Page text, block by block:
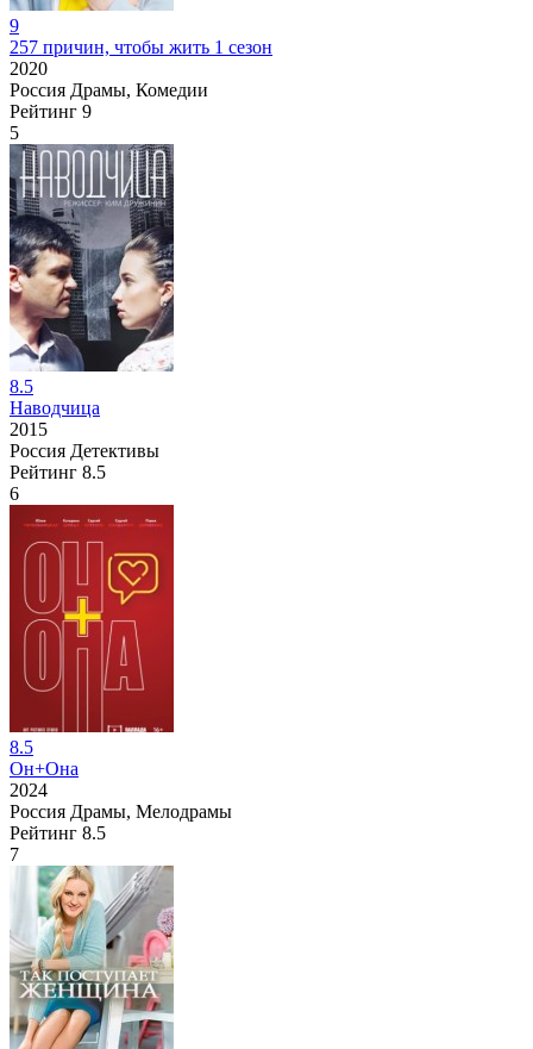
9
257 причин, чтобы жить 1 сезон
2020
Россия Драмы, Комедии
Рейтинг 9
5
8.5
Наводчица
2015
Россия Детективы
Рейтинг 8.5
6
8.5
Он+Она
2024
Россия Драмы, Мелодрамы
Рейтинг 8.5
7